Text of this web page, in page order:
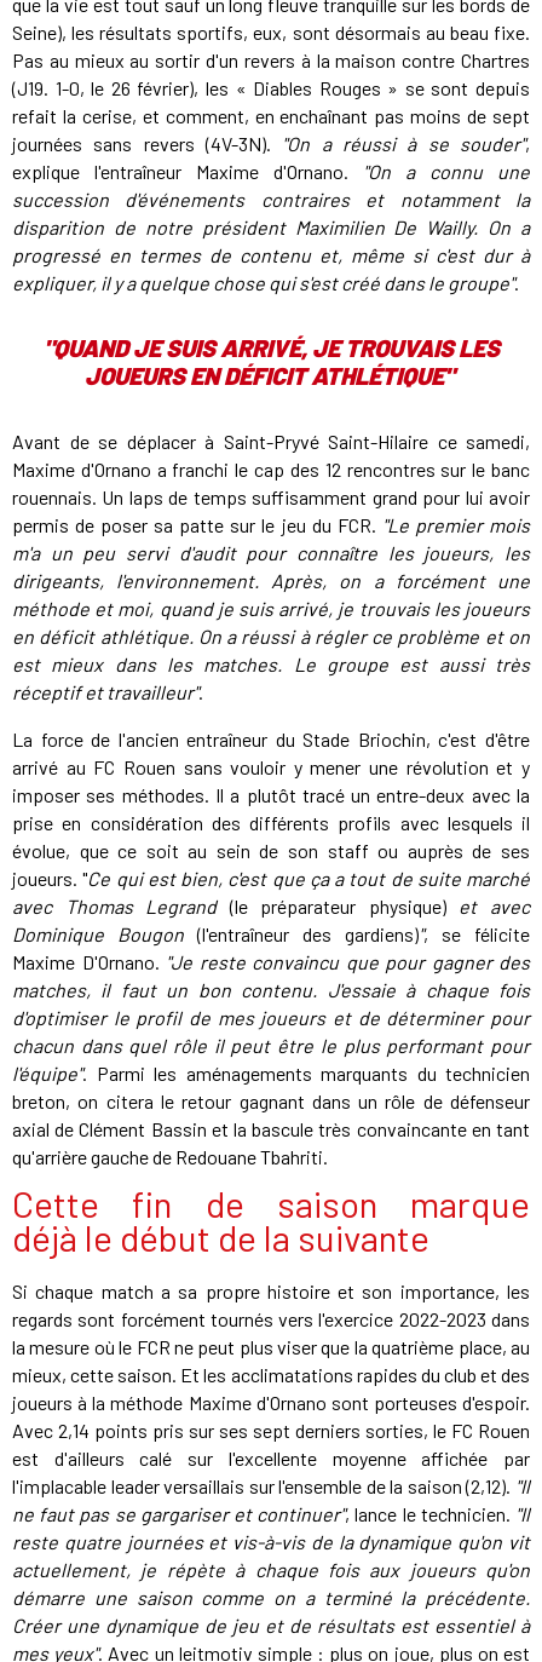
que la vie est tout sauf un long fleuve tranquille sur les bords de
Seine), les résultats sportifs, eux, sont désormais au beau fixe.
Pas au mieux au sortir d'un revers à la maison contre Chartres
(J19. 1-0, le 26 février), les « Diables Rouges » se sont depuis
refait la cerise, et comment, en enchaînant pas moins de sept
journées sans revers (4V-3N). "On a réussi à se souder",
explique l'entraîneur Maxime d'Ornano.
"On a connu une
succession d'événements contraires et notamment la
disparition de notre président Maximilien De Wailly. On a
progressé en termes de contenu et, même si c'est dur à
expliquer, il y a quelque chose qui s'est créé dans le groupe".
"QUAND JE SUIS ARRIVÉ, JE TROUVAIS LES
JOUEURS EN DÉFICIT ATHLÉTIQUE"
Avant de se déplacer à Saint-Pryvé Saint-Hilaire ce samedi,
Maxime d'Ornano a franchi le cap des 12 rencontres sur le banc
rouennais. Un laps de temps suffisamment grand pour lui avoir
permis de poser sa patte sur le jeu du FCR. "Le premier mois
m'a un peu servi d'audit pour connaître les joueurs, les
dirigeants, l'environnement. Après, on a forcément une
méthode et moi, quand je suis arrivé, je trouvais les joueurs
en déficit athlétique. On a réussi à régler ce problème et on
est mieux dans les matches. Le groupe est aussi très
réceptif et travailleur".
La force de l'ancien entraîneur du Stade Briochin, c'est d'être
arrivé au FC Rouen sans vouloir y mener une révolution et y
imposer ses méthodes. Il a plutôt tracé un entre-deux avec la
prise en considération des différents profils avec lesquels il
évolue, que ce soit au sein de son staff ou auprès de ses
joueurs. "Ce qui est bien, c'est que ça a tout de suite marché
avec Thomas Legrand(le préparateur physique) et avec
Dominique Bougon (l'entraîneur des gardiens)", se félicite
Maxime D'Ornano. "Je reste convaincu que pour gagner des
matches, il faut un bon contenu. J'essaie à chaque fois
d'optimiser le profil de mes joueurs et de déterminer pour
chacun dans quel rôle il peut être le plus performant pour
l'équipe". Parmi les aménagements marquants du technicien
breton, on citera le retour gagnant dans un rôle de défenseur
axial de Clément Bassin et la bascule très convaincante en tant
qu'arrière gauche de Redouane Tbahriti.
Cette fin de saison marque
déjà le début de la suivante
Si chaque match a sa propre histoire et son importance, les
regards sont forcément tournés vers l'exercice 2022-2023 dans
la mesure où le FCR ne peut plus viser que la quatrième place, au
mieux, cette saison. Et les acclimatations rapides du club et des
joueurs à la méthode Maxime d'Ornano sont porteuses d'espoir.
Avec 2,14 points pris sur ses sept derniers sorties, le FC Rouen
est d'ailleurs calé sur l'excellente moyenne affichée par
l'implacable leader versaillais sur l'ensemble de la saison (2,12). "Il
ne faut pas se gargariser et continuer", lance le technicien. "Il
reste quatre journées et vis-à-vis de la dynamique qu'on vit
actuellement, je répète à chaque fois aux joueurs qu'on
démarre une saison comme on a terminé la précédente.
Créer une dynamique de jeu et de résultats est essentiel à
mes yeux". Avec un leitmotiv simple : plus on joue, plus on est